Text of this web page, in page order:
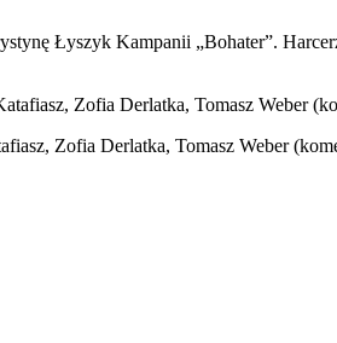
Łyszyk Kampanii „Bohater”.
Zofia Derlatka, Tomasz Weber